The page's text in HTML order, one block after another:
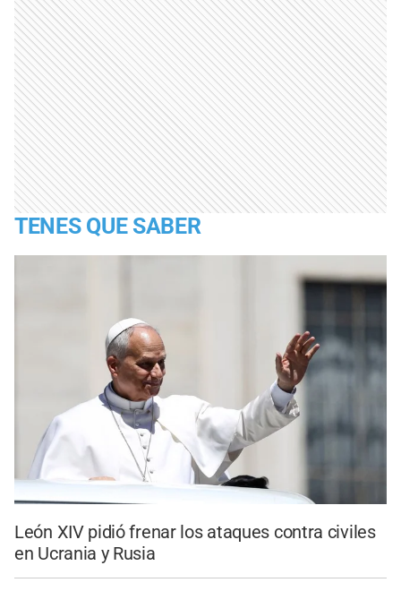
TENES QUE SABER
León XIV pidió frenar los ataques contra civiles
en Ucrania y Rusia